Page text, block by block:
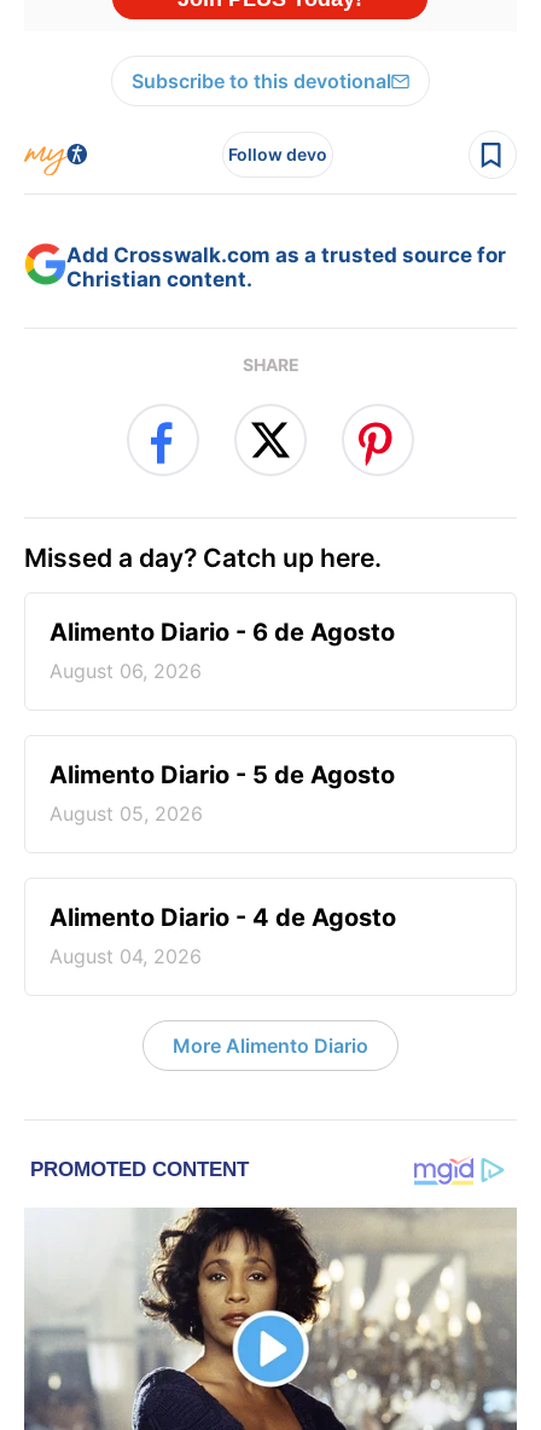
Subscribe to this devotional
Follow devo
Add Crosswalk.com as a trusted source for
Christian content.
SHARE
Missed a day? Catch up here.
Alimento Diario - 6 de Agosto
August 06, 2026
Alimento Diario - 5 de Agosto
August 05, 2026
Alimento Diario - 4 de Agosto
August 04, 2026
More Alimento Diario